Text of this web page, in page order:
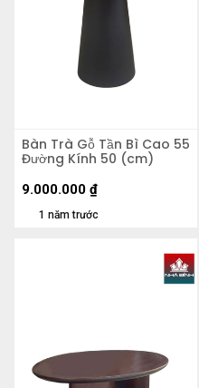
Bàn Trà Gỗ Tần Bì Cao 55
Đường Kính 50 (cm)
1 năm trước
9.000.000 ₫